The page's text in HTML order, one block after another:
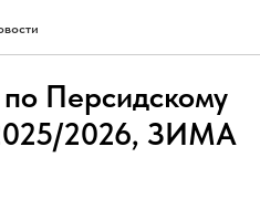
Персидскому
2026, ЗИМА